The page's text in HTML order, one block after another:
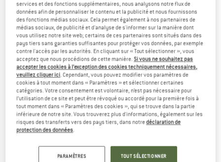
services et des fonctions supplémentaires, nous analysons notre flux de
données afin de personnaliser le contenu et la publicité et nous fournissons
des fonctions médias sociaux. Cela permet également à nos partenaires de
médias sociaux, de publicité et d'analyse de s'informer sur la manière dont
vous utilisez notre site web; certains de ces partenaires sont situés dans des
pays tiers sans garanties suffisantes pour protéger vos données, par exemple
contre l'accès par les autorités. En cliquant sur « Tout sélectionner », vous
acceptez que nous procédions de cette manière.Si vous ne souhaitez pas
accepter les cookies à l’exception des cookies techniquement nécessaires,
veuillez cliquer ici. Cependant, vous pouvez modifier vos paramètres de
cookies à tout moment dans « Paramètres » et sélectionner certaines
catégories. Votre consentement est volontaire, n’est pas nécessaire pour
l’utilisation de ce site et peut être révoqué ou accordé pour la première fois à
tout moment dans « Paramètres des cookies », qui se trouve dans la partie
inférieure de notre site. Vous trouverez plus d'informations, également sur les
risques des transferts vers des pays tiers, dans notredéclaration de
protection des données.
PARAMÈTRES TOUT SÉLECTIONNER